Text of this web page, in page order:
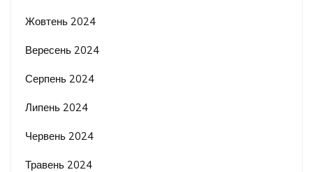
Жовтень 2024
Вересень 2024
Серпень 2024
Липень 2024
Червень 2024
Травень 2024